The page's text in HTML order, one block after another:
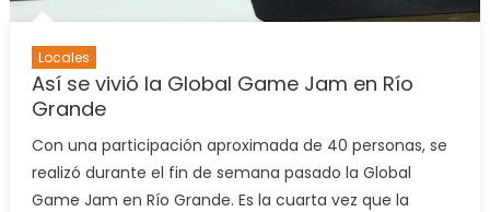
Locales
Así se vivió la Global Game Jam en Río
Grande
Con una participación aproximada de 40 personas, se
realizó durante el fin de semana pasado la Global
Game Jam en Río Grande. Es la cuarta vez que la